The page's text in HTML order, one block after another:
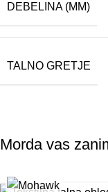
DEBELINA (MM)
TALNO GRETJE
Morda vas